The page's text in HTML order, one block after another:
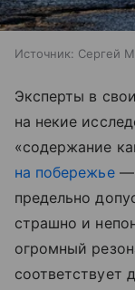
Источник: Сергей
Эксперты в
на некие
«содержание
на побережье—
предельно
страшно и
огромный
соответствует